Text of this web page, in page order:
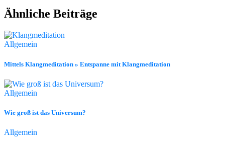
Ähnliche Beiträge
Allgemein
Mittels Klangmeditation » Entspanne mit Klangmeditation
Allgemein
Wie groß ist das Universum?
Allgemein